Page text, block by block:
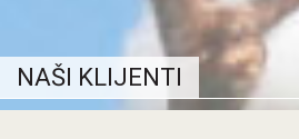
NAŠI KLIJENTI